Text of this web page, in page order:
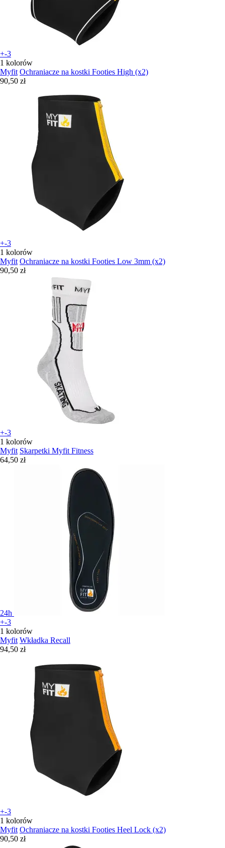
+-3
1 kolorów
Myfit Ochraniacze na kostki Footies High (x2)
90,50 zł
+-3
1 kolorów
Myfit Ochraniacze na kostki Footies Low 3mm (x2)
90,50 zł
+-3
1 kolorów
Myfit Skarpetki Myfit Fitness
64,50 zł
24h
+-3
1 kolorów
Myfit Wkładka Recall
94,50 zł
+-3
1 kolorów
Myfit Ochraniacze na kostki Footies Heel Lock (x2)
90,50 zł